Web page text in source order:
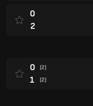
0
2
(2)
0
(2)
1